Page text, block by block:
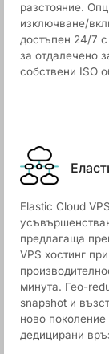
разстояние.
изключване/
достъпен 24/7
за отдалечено
собствени ISO
Elastic Cloud
предлагаща
VPS хостинг
минута. Гео-
snapshot и
ново
дедицирани